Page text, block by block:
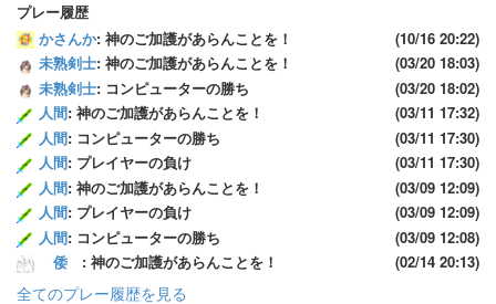
プレー履歴
かさんか: 神のご加護があらんことを！
(10/16 20:22)
未熟剣士: 神のご加護があらんことを！
(03/20 18:03)
未熟剣士: コンピューターの勝ち
(03/20 18:02)
人間: 神のご加護があらんことを！
(03/11 17:32)
人間: コンピューターの勝ち
(03/11 17:30)
人間: プレイヤーの負け
(03/11 17:30)
人間: 神のご加護があらんことを！
(03/09 12:09)
人間: プレイヤーの負け
(03/09 12:09)
人間: コンピューターの勝ち
(03/09 12:08)
倭 : 神のご加護があらんことを！ (02/14 20:13)
全てのプレー履歴を見る